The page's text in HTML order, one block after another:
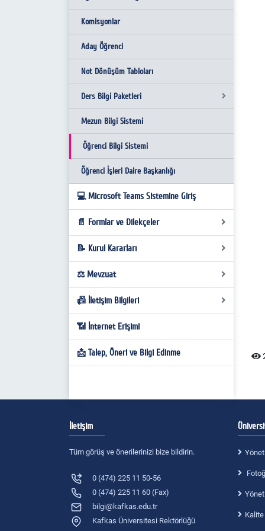
2024 Birim İç Değerlendirme Raporu
2025 Yılı Faaliyet Raporu
2024 Yılı Faaliyet Raporu
2023 Yılı Faaliyet Raporu
Sarıkamış ve Turizm
Basında Fakültemiz
Kalite Komisyonu Değerlendirme Raporu
Stratejik Plan İzleme Değerlendirme Formu
Fakülte Logosu
Katıldığımız Etkinlikler
Yöresel Mutfağın Turizm Sektöründe
Önemi
Komisyonlar
Aday Öğrenci
Not Dönüşüm Tabloları
Ders Bilgi Paketleri
Gastronomi ve Mutfak Sanatları
Turizm İşletmeciliği
Mezun Bilgi Sistemi
Öğrenci Bilgi Sistemi
Öğrenci İşleri Daire Başkanlığı
💻 Microsoft Teams Sistemine Giriş
📄 Formlar ve Dilekçeler
Öğrenci Form-Dilekçe
Personel Form-Dilekçe
📝 Kurul Kararları
Yönetim Kurulu Kararları
Fakülte Kurul Kararları
⚖️ Mevzuat
Kanunlar
Yönetmelikler
Yönergeler / Usul ve Esaslar
📠 İletişim Bilgileri
İletişim Bilgileri
📶 İnternet Erişimi
📩 Talep, Öneri ve Bilgi Edinme
İletişim
Tüm görüş ve önerilerinizi bize bildirin.
0 (474) 225 11 50-56
0 (474) 225 11 60 (Fax)
bilgi@kafkas.edu.tr
Kafkas Üniversitesi Rektörlüğü